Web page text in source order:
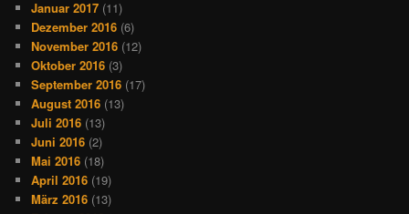
Januar 2017 (11)
Dezember 2016 (6)
November 2016 (12)
Oktober 2016 (3)
September 2016 (17)
August 2016 (13)
Juli 2016 (13)
Juni 2016 (2)
Mai 2016 (18)
April 2016 (19)
März 2016 (13)